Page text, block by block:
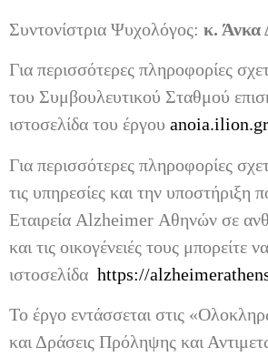
Συντονίστρια Ψυχολόγος: κ. Άνκα
Για περισσότερες πληροφορίες
του Συμβουλευτικού Σταθμού
ιστοσελίδα του έργου anoia.ilion.gr
Για περισσότερες πληροφορίες
τις υπηρεσίες και την υποστήριξη
Εταιρεία Alzheimer Αθηνών σε
και τις οικογένειές τους μπορείτε
ιστοσελίδα https://
Το έργο εντάσσεται στις
και Δράσεις Πρόληψης και